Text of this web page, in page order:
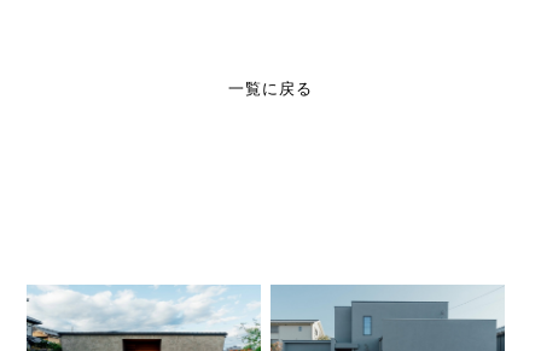
一覧に戻る